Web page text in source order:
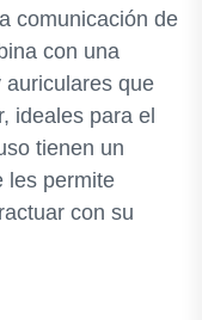
comunicación de
con una
auriculares que
ideales para el
tienen un
les permite
con su